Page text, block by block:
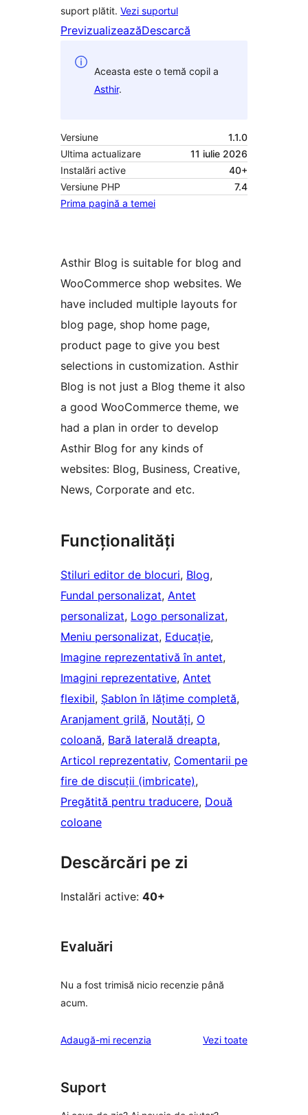
suport plătit. Vezi suportul
PrevizualizeazăDescarcă
Aceasta este o temă copil a
Asthir.
Versiune
1.1.0
Ultima actualizare
11 iulie 2026
Instalări active
40+
Versiune PHP
7.4
Prima pagină a temei
Asthir Blog is suitable for blog and
WooCommerce shop websites. We
have included multiple layouts for
blog page, shop home page,
product page to give you best
selections in customization. Asthir
Blog is not just a Blog theme it also
a good WooCommerce theme, we
had a plan in order to develop
Asthir Blog for any kinds of
websites: Blog, Business, Creative,
News, Corporate and etc.
Funcționalități
Stiluri editor de blocuri, Blog
Fundal personalizat, Antet
personalizat, Logo personalizat
Meniu personalizat, Educație
Imagine reprezentativă în antet
Imagini reprezentative, Antet
flexibil, Șablon în lățime completă
Aranjament grilă, Noutăți, O
coloană, Bară laterală dreapta
Articol reprezentativ, Comentarii pe
fire de discuții (imbricate)
Pregătită pentru traducere, Două
coloane
Descărcări pe zi
Instalări active: 40+
Evaluări
Nu a fost trimisă nicio recenzie până
acum.
Adaugă-mi recenzia Vezi toaterecenziile
Suport